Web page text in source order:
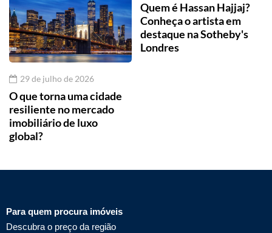
29 de julho de 2026
O que torna uma cidade
resiliente no mercado
imobiliário de luxo
global?
Quem é Hassan Hajjaj?
Conheça o artista em
destaque na Sotheby's
Londres
Para quem procura imóveis
Descubra o preço da região